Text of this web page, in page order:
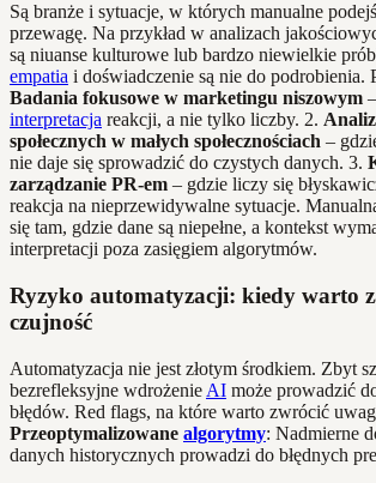
Są branże i sytuacje, w których manualne
przewagę. Na przykład w analizach
są niuanse kulturowe lub bardzo niewielkie
empatia i doświadczenie są nie do podrobienia.
Badania fokusowe w marketingu niszowym
interpretacja reakcji, a nie tylko liczby. 2.
społecznych w małych społecznościach –
nie daje się sprowadzić do czystych danych. 3.
zarządzanie PR-em – gdzie liczy się
reakcja na nieprzewidywalne sytuacje.
się tam, gdzie dane są niepełne, a kontekst
interpretacji poza zasięgiem algorytmów.
Ryzyko automatyzacji: kiedy warto
czujność
Automatyzacja nie jest złotym środkiem. Zbyt
bezrefleksyjne wdrożenie AI może prowadzić
błędów. Red flags, na które warto zwrócić
Przeoptymalizowane algorytmy: Nadmierne
danych historycznych prowadzi do błędnych